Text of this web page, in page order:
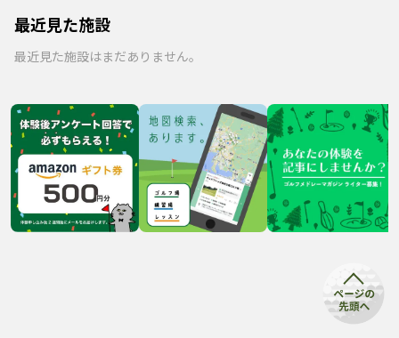
最近見た施設
最近見た施設はまだありません。